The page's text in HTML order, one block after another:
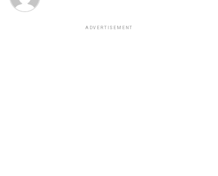
ADVERTISEMENT